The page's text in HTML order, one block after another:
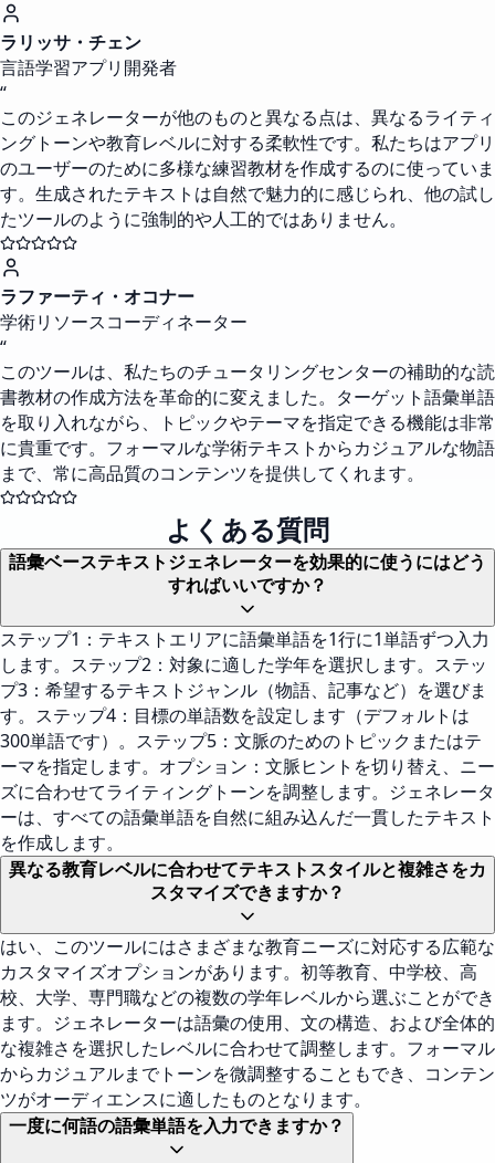
ラリッサ・チェン
言語学習アプリ開発者
“
このジェネレーターが他のものと異なる点は、異なるライティ
ングトーンや教育レベルに対する柔軟性です。私たちはアプリ
のユーザーのために多様な練習教材を作成するのに使っていま
す。生成されたテキストは自然で魅力的に感じられ、他の試し
たツールのように強制的や人工的ではありません。
ラファーティ・オコナー
学術リソースコーディネーター
“
このツールは、私たちのチュータリングセンターの補助的な読
書教材の作成方法を革命的に変えました。ターゲット語彙単語
を取り入れながら、トピックやテーマを指定できる機能は非常
に貴重です。フォーマルな学術テキストからカジュアルな物語
まで、常に高品質のコンテンツを提供してくれます。
よくある質問
語彙ベーステキストジェネレーターを効果的に使うにはどう
すればいいですか？
ステップ1：テキストエリアに語彙単語を1行に1単語ずつ入力
します。ステップ2：対象に適した学年を選択します。ステッ
プ3：希望するテキストジャンル（物語、記事など）を選びま
す。ステップ4：目標の単語数を設定します（デフォルトは
300単語です）。ステップ5：文脈のためのトピックまたはテ
ーマを指定します。オプション：文脈ヒントを切り替え、ニー
ズに合わせてライティングトーンを調整します。ジェネレータ
ーは、すべての語彙単語を自然に組み込んだ一貫したテキスト
を作成します。
異なる教育レベルに合わせてテキストスタイルと複雑さをカ
スタマイズできますか？
はい、このツールにはさまざまな教育ニーズに対応する広範な
カスタマイズオプションがあります。初等教育、中学校、高
校、大学、専門職などの複数の学年レベルから選ぶことができ
ます。ジェネレーターは語彙の使用、文の構造、および全体的
な複雑さを選択したレベルに合わせて調整します。フォーマル
からカジュアルまでトーンを微調整することもでき、コンテン
ツがオーディエンスに適したものとなります。
一度に何語の語彙単語を入力できますか？